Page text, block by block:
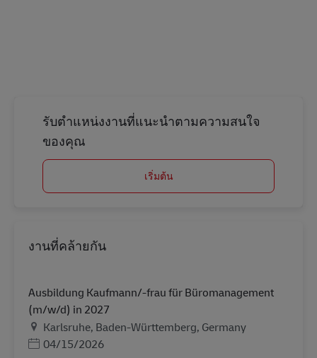
รับตำแหน่งงานที่แนะนำตามความสนใจ
ของคุณ
เริ่มต้น
งานที่คล้ายกัน
Ausbildung Kaufmann/-frau für Büromanagement
(m/w/d) in 2027
สถานที่
Karlsruhe, Baden-Württemberg, Germany
Posted Date
04/15/2026